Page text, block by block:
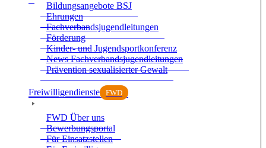
Bil­dungs­an­ge­bote BSJ
Ehrun­gen
Fach­ver­bands­ju­gend­lei­tun­gen
För­de­rung
Kin­der- und Jugend­sport­kon­fe­renz
News Fach­ver­bands­ju­gend­lei­tun­gen
Prä­ven­tion sexua­li­sier­ter Gewalt
Frei­wil­li­gen­dienste FWD
FWD Über uns
Bewer­bungs­por­tal
Für Ein­satz­stel­len